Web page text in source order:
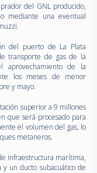
del GNL producido,
mediante una eventual
del puerto de La Plata
transporte de gas de la
aprovechamiento de la
los meses de menor
y mayo.
superior a 9 millones
que será procesado para
el volumen del gas, lo
metaneros.
infraestructura marítima,
un ducto subacuático de